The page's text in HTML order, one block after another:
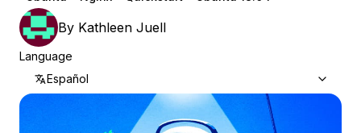
By Kathleen Juell
Language
Español